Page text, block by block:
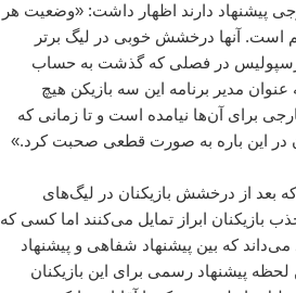
پیشنهاد دارند اظهار داشت: «وضعیت هر
است. آنها درخشش خوبی در لیگ برتر
پرسپولیس در فصلی که گذشت به حساب
عنوان مدیر برنامه این سه بازیکن هیچ
برای آن‌ها نیامده است و تا زمانی که
در این باره به صورت قطعی صحبت کرد.»
بعد از درخشش بازیکنان در لیگ‌های
بازیکنان ابراز تمایل می‌کنند اما کسی که
می‌داند که بین پیشنهاد شفاهی و پیشنهاد
پیشنهاد رسمی برای این بازیکنان